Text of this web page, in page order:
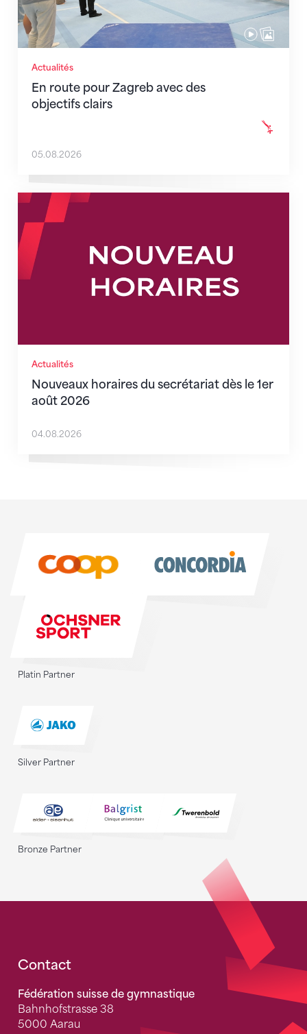
Actualités
En route pour Zagreb avec des
objectifs clairs
05.08.2026
Actualités
Nouveaux horaires du secrétariat dès le 1er
août 2026
Nouveaux horaires du secrétariat dès le 1er août
04.08.2026
Platin Partner
Silver Partner
Bronze Partner
Fusszeile
Contact
Fédération suisse de gymnastique
Bahnhofstrasse 38
5000 Aarau